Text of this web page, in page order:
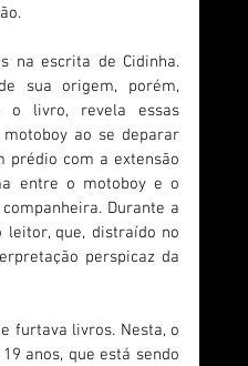
na escrita de Cidinha.
sua origem, porém,
o livro, revela essas
ao se deparar
prédio com a extensão
entre o motoboy e o
Durante a
que, distraído no
perspicaz da
furtava livros. Nesta, o
anos, que está sendo